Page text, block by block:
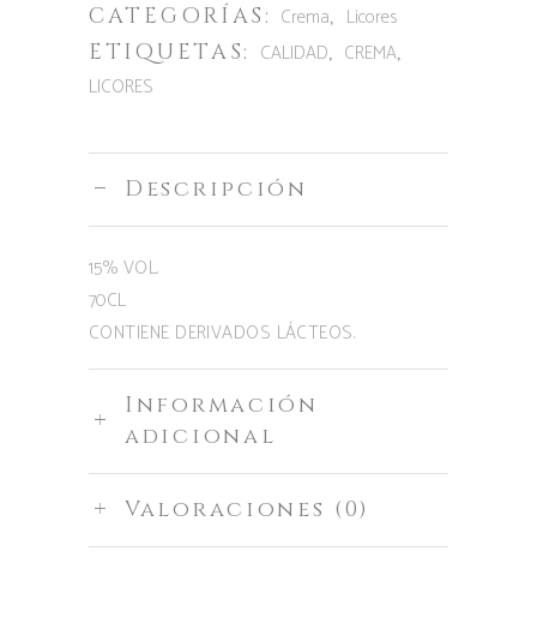
CATEGORÍAS: Crema, Licores
ETIQUETAS: CALIDAD, CREMA,
LICORES
Descripción
15% VOL.
70CL
CONTIENE DERIVADOS LÁCTEOS.
Información
adicional
Valoraciones (0)